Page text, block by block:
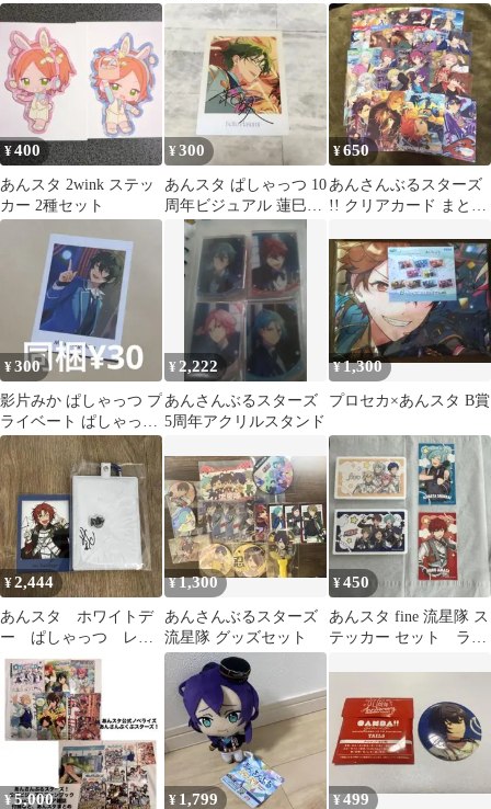
3種セット
アルバムシリーズ 04 初
回盤
¥400
あんスタ 2wink ステッ
カー 2種セット
¥300
あんスタ ぱしゃっつ 10
周年ビジュアル 蓮巳敬
¥650
あんさんぶるスターズ
!! クリアカード まとめ
¥300
影片みか ぱしゃっつ プ
ライベート ぱしゃっつ
6 private Vol.6
¥2,222
あんさんぶるスターズ
5周年アクリルスタンド
¥1,300
プロセカ×あんスタ B賞
¥2,444
あんスタ ホワイトデ
ー ぱしゃっつ レタ
ーチャーム 月永レオ
¥1,300
あんさんぶるスターズ
流星隊 グッズセット
¥450
あんスタ fine 流星隊 ス
テッカー セット ラブ
¥5,000 ¥ 1,799 ¥499